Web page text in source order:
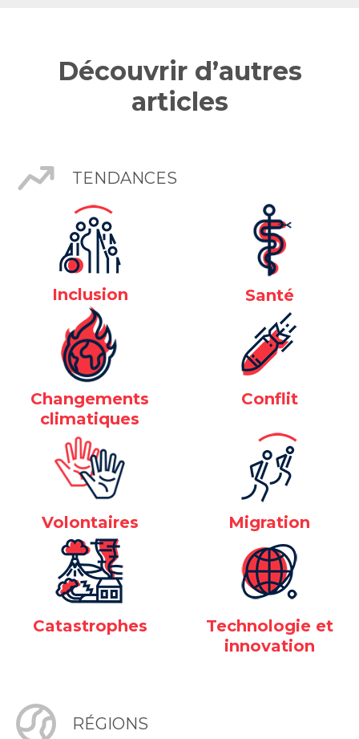
Découvrir d’autres
articles
TENDANCES
Inclusion Santé
Changements
climatiques
Conflit
Volontaires Migration
Catastrophes
Technologie et
innovation
RÉGIONS